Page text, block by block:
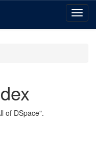
of DSpace".